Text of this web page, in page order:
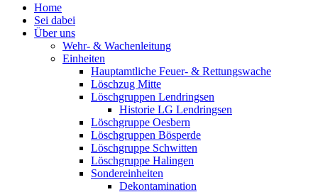
Home
Sei dabei
Über uns
Wehr- & Wachenleitung
Einheiten
Hauptamtliche Feuer- & Rettungswache
Löschzug Mitte
Löschgruppen Lendringsen
Historie LG Lendringsen
Löschgruppe Oesbern
Löschgruppen Bösperde
Löschgruppe Schwitten
Löschgruppe Halingen
Sondereinheiten
Dekontamination